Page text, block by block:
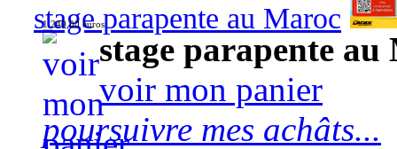
stage parapente au Maroc
1 240,00 euros
stage parapente au
voir mon panier
poursuivre mes achâts...